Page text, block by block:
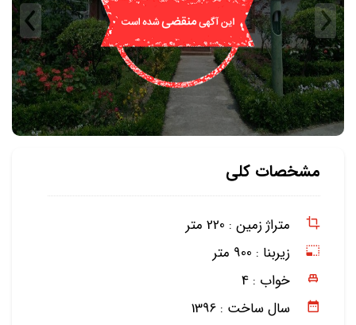
مشخصات کلی
متراژ زمین : 220 متر
زیربنا : 900 متر
خواب : 4
سال ساخت : 1396